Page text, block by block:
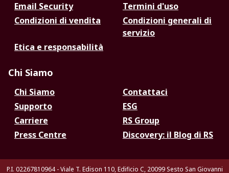
Email Security
Termini d'uso
Condizioni di vendita
Condizioni generali di
servizio
Etica e responsabilità
Chi Siamo
Chi Siamo
Contattaci
Supporto
ESG
Carriere
RS Group
Press Centre
Discovery: il Blog di RS
P.I. 02267810964 - Viale T. Edison 110, Edificio C, 20099 Sesto San Giovanni